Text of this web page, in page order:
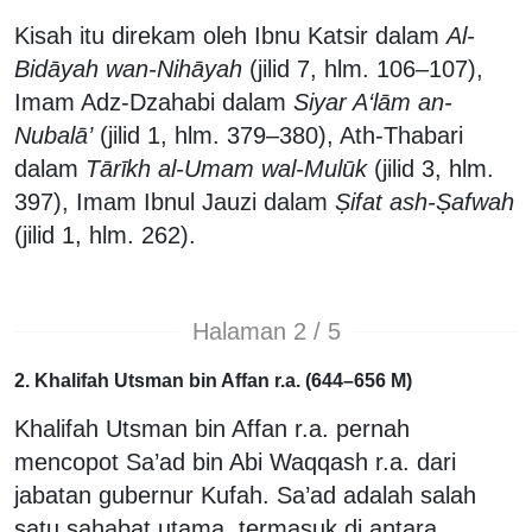
Kisah itu direkam oleh Ibnu Katsir dalamAl-
Bidāyah wan-Nihāyah (jilid 7, hlm. 106–107),
Imam Adz-Dzahabi dalam Siyar A‘lām an-
Nubalā’(jilid 1, hlm. 379–380), Ath-Thabari
dalam Tārīkh al-Umam wal-Mulūk(jilid 3, hlm.
397), Imam Ibnul Jauzi dalam Ṣifat ash-Ṣafwah
(jilid 1, hlm. 262).
Halaman 2 / 5
2. Khalifah Utsman bin Affan r.a. (644–656 M)
Khalifah Utsman bin Affan r.a. pernah
mencopot Sa’ad bin Abi Waqqash r.a. dari
jabatan gubernur Kufah. Sa’ad adalah salah